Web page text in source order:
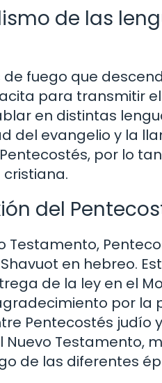
de las
de fuego que
para transmitir
en distintas
del evangelio y la
por lo
del
Testamento,
en hebreo.
de la ley en el
por la
Pentecostés judío
Nuevo Testamento,
de las diferentes